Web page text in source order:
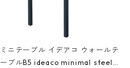
ミニテーブル イデアコ ウォールテ
ーブルB5 ideaco minimal steel f